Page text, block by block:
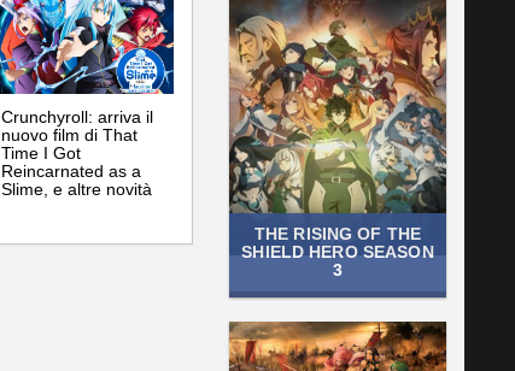
Crunchyroll: arriva il
nuovo film di That
Time I Got
Reincarnated as a
Slime, e altre novità
THE RISING OF THE
SHIELD HERO SEASON
3